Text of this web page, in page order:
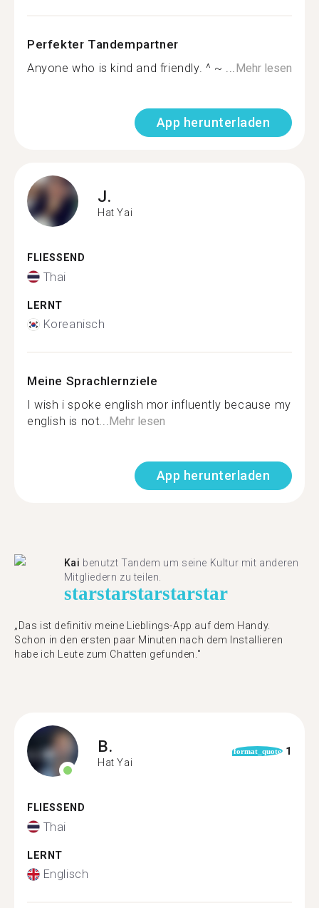
Perfekter Tandempartner
Anyone who is kind and friendly. ^ ~ ...Mehr lesen
App herunterladen
J.
Hat Yai
FLIESSEND
Thai
LERNT
Koreanisch
Meine Sprachlernziele
I wish i spoke english mor influently because my
english is not...Mehr lesen
App herunterladen
Kai benutzt Tandem um seine Kultur mit anderen
Mitgliedern zu teilen.
starstarstarstarstar
„Das ist definitiv meine Lieblings-App auf dem Handy.
Schon in den ersten paar Minuten nach dem Installieren
habe ich Leute zum Chatten gefunden."
B.
Hat Yai
format_quote 1
FLIESSEND
Thai
LERNT
Englisch